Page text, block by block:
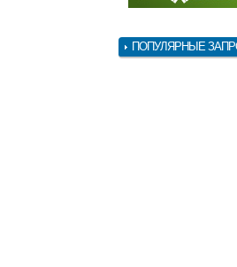
ПОПУЛЯРНЫЕ